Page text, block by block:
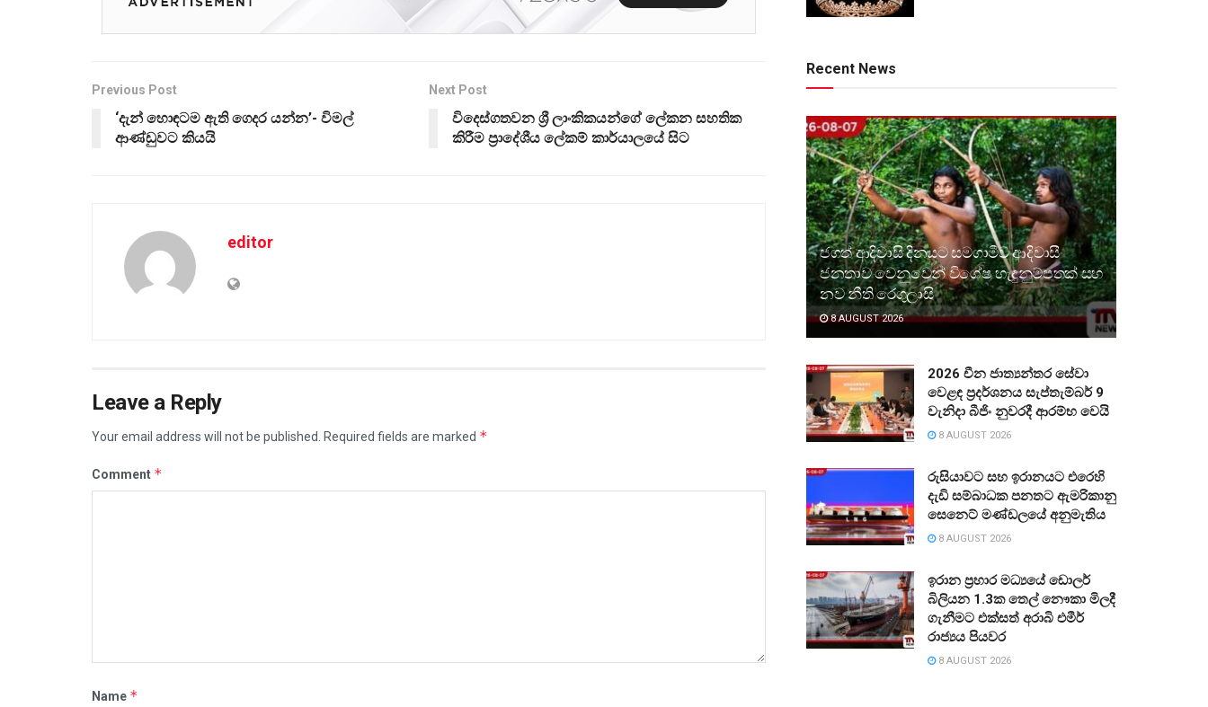
Previous Post
‘දැන් හොඳටම ඇති ගෙදර යන්න’- විමල්
ආණ්ඩුවට කියයි
Next Post
විදෙස්ගතවන ශ්‍රී ලාංකිකයන්ගේ ලේකන සහතික
කිරීම ප්‍රාදේශීය ලේකම් කාර්යාලයේ සිට
editor
Leave a Reply
Your email address will not be published. Required fields are marked *
Comment *
Name *
Recent News
ජගත් ආදිවාසි දිනයට සමගාමීව ආදිවාසී
ජනතාව වෙනුවෙන් විශේෂ හැඳුනුම්පතක් සහ
නව නීති රෙගුලාසි
8 AUGUST 2026
2026 චීන ජාත්‍යන්තර සේවා
වෙළඳ ප්‍රදර්ශනය සැප්තැම්බර් 9
වැනිදා බීජිං නුවරදී ආරම්භ වෙයි
8 AUGUST 2026
රුසියාවට සහ ඉරානයට එරෙහි
දැඩි සම්බාධක පනතට ඇමරිකානු
සෙනෙට් මණ්ඩලයේ අනුමැතිය
8 AUGUST 2026
ඉරාන ප්‍රහාර මධ්‍යයේ ඩොලර්
බිලියන 1.3ක තෙල් නෞකා මිලදී
ගැනීමට එක්සත් අරාබි එමීර්
රාජ්‍යය පියවර
8 AUGUST 2026